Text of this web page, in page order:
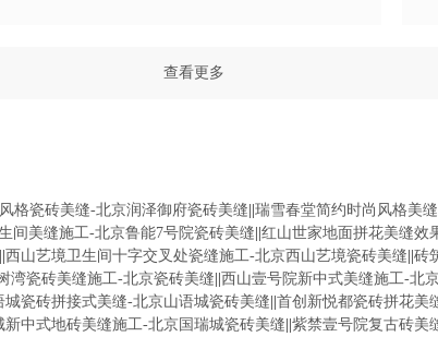
查看更多
格瓷砖美缝-北京润泽御府瓷砖美缝 瑞雪春堂简约时尚风格美
间美缝施工-北京鲁能7号院瓷砖美缝 红山世家地面拼花美缝效
西山艺境卫生间十字交叉处瓷缝施工-北京西山艺境瓷砖美缝 砖
湾瓷砖美缝施工-北京瓷砖美缝 西山壹号院新中式美缝施工-北
城瓷砖拼接式美缝-北京山语城瓷砖美缝 首创新悦都瓷砖拼花美
新中式地砖美缝施工-北京国瑞城瓷砖美缝 紫禁壹号院复古砖美